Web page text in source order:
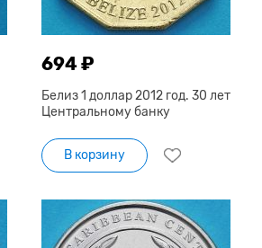
694 ₽
Белиз 1 доллар 2012 год. 30 лет
Центральному банку
В корзину